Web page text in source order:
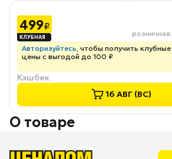
499₽
розничная:
Авторизуйтесь, чтобы получить клубные
цены с выгодой до 100 ₽
Кэшбек
16 АВГ (ВС)
О товаре